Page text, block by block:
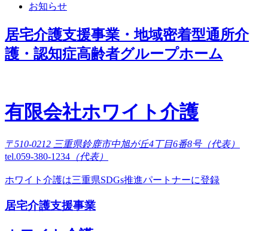
お知らせ
居宅介護支援事業・地域密着型通所介
護・認知症高齢者グループホーム
有限会社ホワイト介護
〒510-0212 三重県鈴鹿市中旭が丘4丁目6番8号（代表）
tel.059-380-1234 （代表）
ホワイト介護は三重県SDGs推進パートナーに登録
居宅介護支援事業